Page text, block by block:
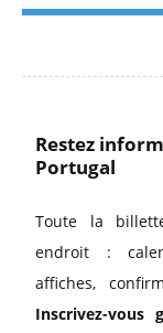
Restez
Portugal
Toute la
endroit :
affiches,
Inscrivez-vous